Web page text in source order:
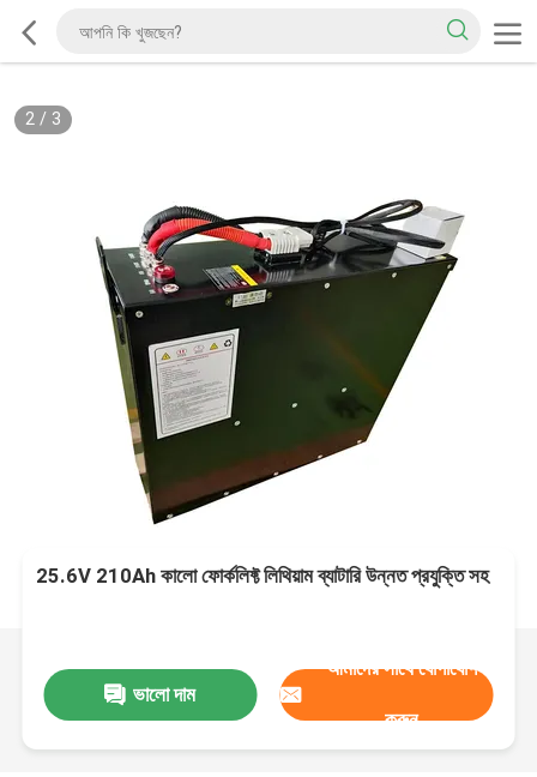
2/ 3
25.6V 210Ah কালো ফোর্কলিফ্ট লিথিয়াম ব্যাটারি উন্নত প্রযুক্তি সহ
ভালো দাম
আমাদের সাথে যোগাযোগ
করুন